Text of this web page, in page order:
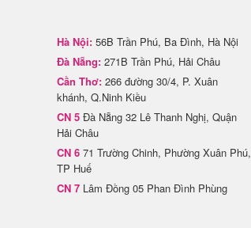
Hà Nội: 56B Trần Phú, Ba Đình, Hà Nội
Đà Nẵng: 271B Trần Phú, Hải Châu
Cần Thơ: 266 đường 30/4, P. Xuân
khánh, Q.Ninh Kiều
CN 5 Đà Nẵng 32 Lê Thanh Nghị, Quận
Hải Châu
CN 6 71 Trường Chinh, Phường Xuân Phú,
TP Huế
CN 7 Lâm Đồng 05 Phan Đình Phùng